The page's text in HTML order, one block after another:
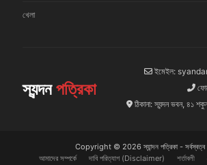
খেলা
স্যন্দনপত্রিকা
ইমেইল:
ঠিকানা: স্যন্দন ভবন, ৪১
Copyright © 2026 স্যান্দন পত্রিকা - সর্বস্বত্ব
আমাদের সম্পর্কে
দাবি পরিত্যাগ (Disclaimer) শর্তাবলী